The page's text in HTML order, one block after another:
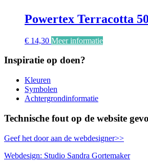
Powertex Terracotta
€ 14,30 Meer informatie
Inspiratie op doen?
Kleuren
Symbolen
Achtergrondinformatie
Technische fout op de website
Geef het door aan de webdesigner>>
Webdesign: Studio Sandra Gortemaker